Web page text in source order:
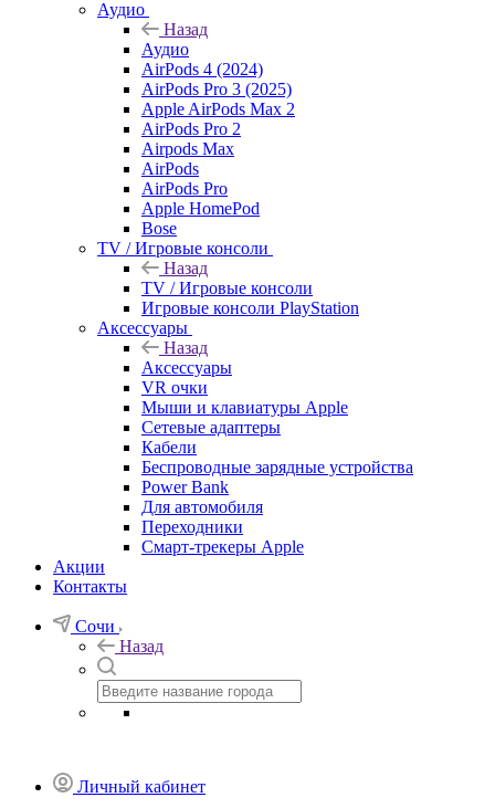
Аудио
Назад
Аудио
AirPods 4 (2024)
AirPods Pro 3 (2025)
Apple AirPods Max 2
AirPods Pro 2
Airpods Max
AirPods
AirPods Pro
Apple HomePod
Bose
TV / Игровые консоли
Назад
TV / Игровые консоли
Игровые консоли PlayStation
Аксессуары
Назад
Аксессуары
VR очки
Мыши и клавиатуры Apple
Сетевые адаптеры
Кабели
Беспроводные зарядные устройства
Power Bank
Для автомобиля
Переходники
Смарт-трекеры Apple
Акции
Контакты
Сочи
Назад
Личный кабинет